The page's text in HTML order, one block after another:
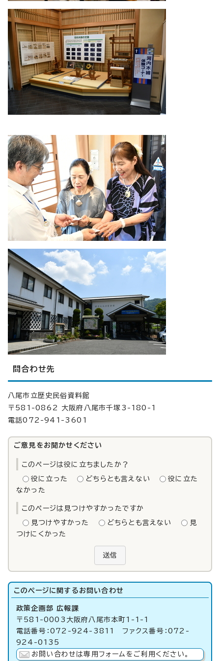
問合わせ先
八尾市立歴史民俗資料館
〒581-0862 大阪府八尾市千塚3-180-1
電話072-941-3601
ご意見をお聞かせください
このページは役に立ちましたか？
役に立った どちらとも言えない
役に立た
なかった
このページは見つけやすかったですか
見つけやすかった どちらとも言えない
見
つけにくかった
送信
このページに関する お問い合わせ
政策企画部 広報課
〒581-0003大阪府八尾市本町1-1-1
電話番号：072-924-3811 ファクス番号：072-
924-0135
お問い合わせは専用フォームをご利用ください。